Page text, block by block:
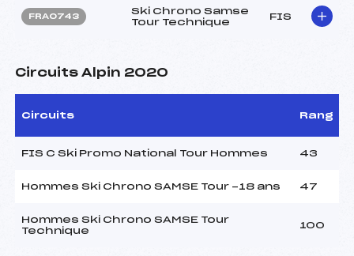
FRA0743
Ski Chrono Samse
Tour Technique
FIS
Circuits Alpin 2020
Circuits Rang
FIS C Ski Promo National Tour Hommes 43
Hommes Ski Chrono SAMSE Tour -18 ans 47
Hommes Ski Chrono SAMSE Tour
Technique
100